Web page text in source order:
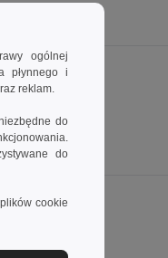
ogólnej
płynnego i
reklam.
do
do
cookie